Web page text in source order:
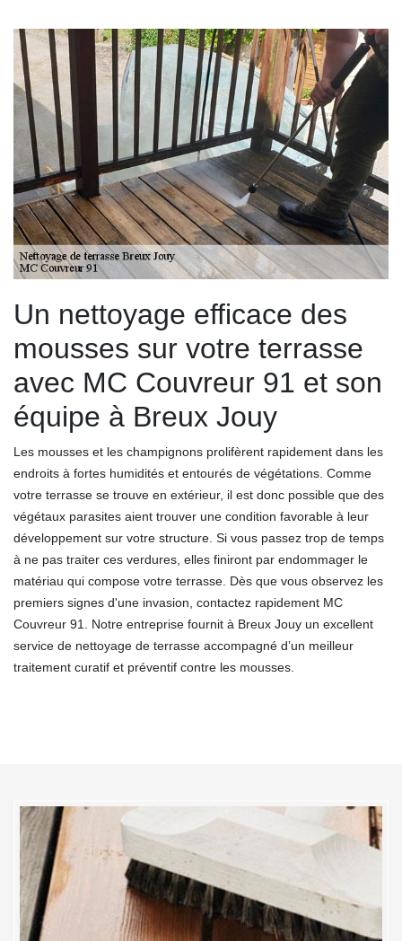
Un nettoyage efficace des
mousses sur votre terrasse
avec MC Couvreur 91 et son
équipe à Breux Jouy
Les mousses et les champignons prolifèrent rapidement dans les
endroits à fortes humidités et entourés de végétations. Comme
votre terrasse se trouve en extérieur, il est donc possible que des
végétaux parasites aient trouver une condition favorable à leur
développement sur votre structure. Si vous passez trop de temps
à ne pas traiter ces verdures, elles finiront par endommager le
matériau qui compose votre terrasse. Dès que vous observez les
premiers signes d'une invasion, contactez rapidement MC
Couvreur 91. Notre entreprise fournit à Breux Jouy un excellent
service de nettoyage de terrasse accompagné d’un meilleur
traitement curatif et préventif contre les mousses.